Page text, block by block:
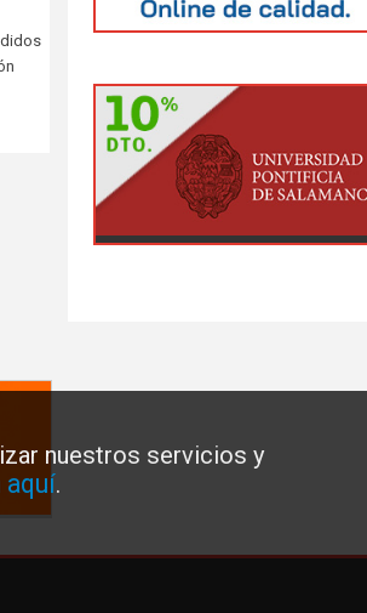
nuestros servicios y
.